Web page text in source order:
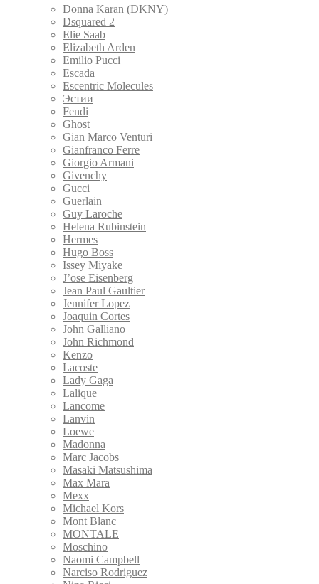
Donna Karan (DKNY)
Dsquared 2
Elie Saab
Elizabeth Arden
Emilio Pucci
Escada
Escentric Molecules
Эстии
Fendi
Ghost
Gian Marco Venturi
Gianfranco Ferre
Giorgio Armani
Givenchy
Gucci
Guerlain
Guy Laroche
Helena Rubinstein
Hermes
Hugo Boss
Issey Miyake
J’ose Eisenberg
Jean Paul Gaultier
Jennifer Lopez
Joaquin Cortes
John Galliano
John Richmond
Kenzo
Lacoste
Lady Gaga
Lalique
Lancome
Lanvin
Loewe
Madonna
Marc Jacobs
Masaki Matsushima
Max Mara
Mexx
Michael Kors
Mont Blanc
MONTALE
Moschino
Naomi Campbell
Narciso Rodriguez